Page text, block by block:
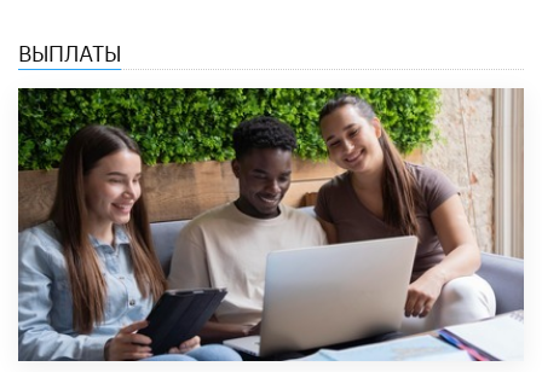
ВЫПЛАТЫ